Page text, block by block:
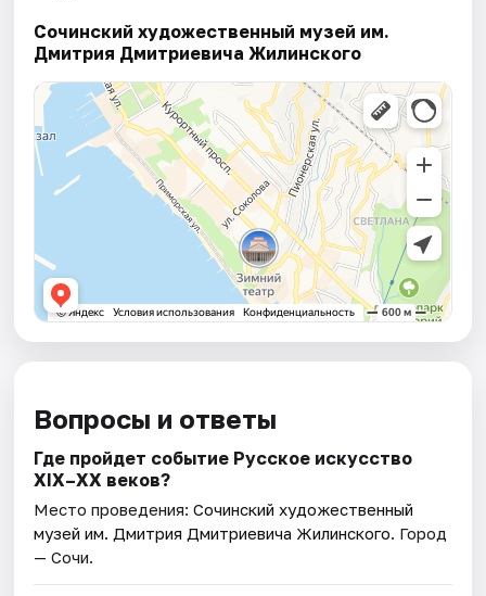
Сочинский художественный музей им.
Дмитрия Дмитриевича Жилинского
Вопросы и ответы
Где пройдет событие Русское искусство
XIX–XX веков?
Место проведения:Сочинский художественный
музей им. Дмитрия Дмитриевича Жилинского. Город
— Сочи.